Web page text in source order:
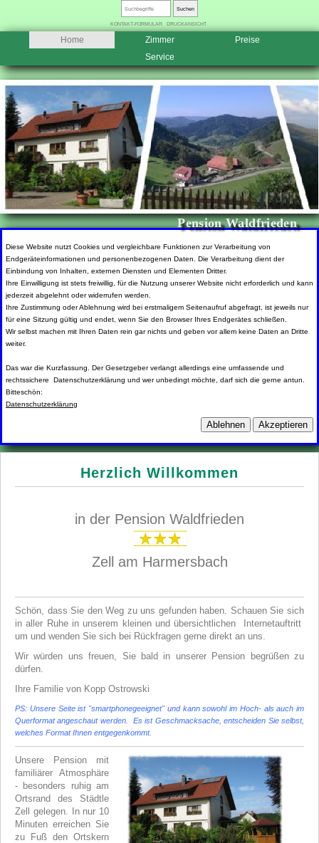
KONTAKT-FORMULAR DRUCKANSICHT
Home Zimmer
Preise
Service
Pension Waldfrieden
Diese Website nutzt Cookies und vergleichbare Funktionen zur Verarbeitung von
Endgeräteinformationen und personenbezogenen Daten. Die Verarbeitung dient der
Einbindung von Inhalten, externen Diensten und Elementen Dritter.
Ihre Einwilligung ist stets freiwillig, für die Nutzung unserer Website nicht erforderlich und kann
jederzeit abgelehnt oder widerrufen werden.
Ihre Zustimmung oder Ablehnung wird bei erstmaligem Seitenaufruf abgefragt, ist jeweils nur
für eine Sitzung gültig und endet, wenn Sie den Browser Ihres Endgerätes schließen.
Wir selbst machen mit Ihren Daten rein gar nichts und geben vor allem keine Daten an Dritte
weiter.
Das war die Kurzfassung. Der Gesetzgeber verlangt allerdings eine umfassende und
rechtssichere Datenschutzerklärung und wer unbedingt möchte, darf sich die gerne antun.
Bitteschön:
Datenschutzerklärung
Ablehnen Akzeptieren
Herzlich Willkommen
in der Pension Waldfrieden
Zell am Harmersbach
Schön, dass Sie den Weg zu uns gefunden haben. Schauen Sie sich
in aller Ruhe in unserem kleinen und übersichtlichen Internetauftritt
um und wenden Sie sich bei Rückfragen gerne direkt an uns.
Wir würden uns freuen, Sie bald in unserer Pension begrüßen zu
dürfen.
Ihre Familie von Kopp Ostrowski
PS: Unsere Seite ist "smartphonegeeignet" und kann sowohl im Hoch- als auch im
Querformat angeschaut werden. Es ist Geschmacksache, entscheiden Sie selbst,
welches Format Ihnen entgegenkommt.
Unsere Pension mit
familiärer Atmosphäre
- besonders ruhig am
Ortsrand des Städtle
Zell gelegen. In nur 10
Minuten erreichen Sie
zu Fuß den Ortskern